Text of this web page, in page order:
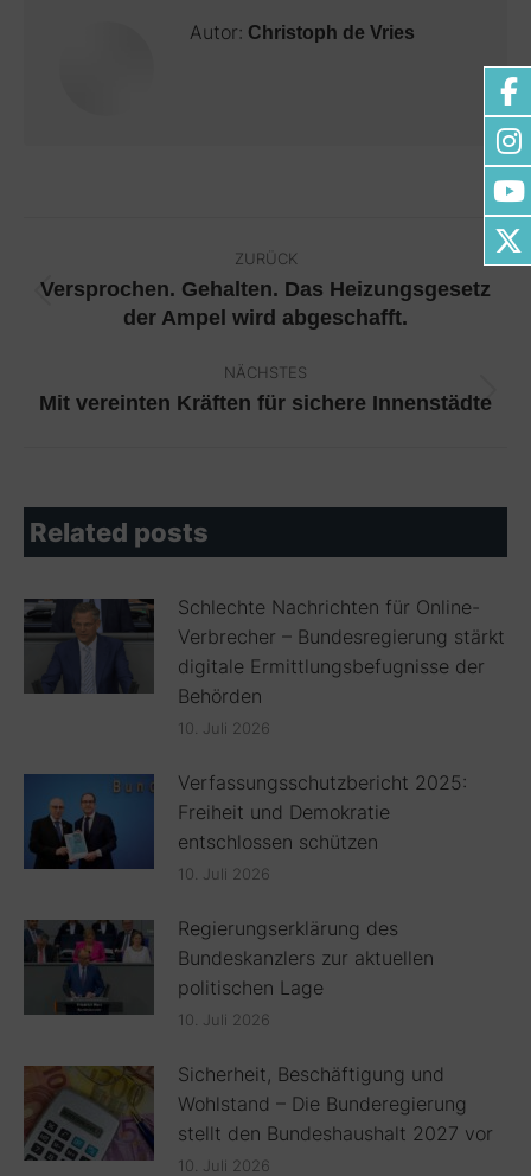
Autor: Christoph de Vries
Kommentarnavigation
ZURÜCK
Vorheriger
Beitrag:
Versprochen. Gehalten. Das Heizungsgesetz
der Ampel wird abgeschafft.
NÄCHSTES
Nächster
Mit vereinten Kräften für sichere Innenstädte
Related posts
Schlechte Nachrichten für Online-
Verbrecher – Bundesregierung stärkt
digitale Ermittlungsbefugnisse der
Behörden
10. Juli 2026
Verfassungsschutzbericht 2025:
Freiheit und Demokratie
entschlossen schützen
10. Juli 2026
Regierungserklärung des
Bundeskanzlers zur aktuellen
politischen Lage
10. Juli 2026
Sicherheit, Beschäftigung und
Wohlstand – Die Bunderegierung
stellt den Bundeshaushalt 2027 vor
10. Juli 2026